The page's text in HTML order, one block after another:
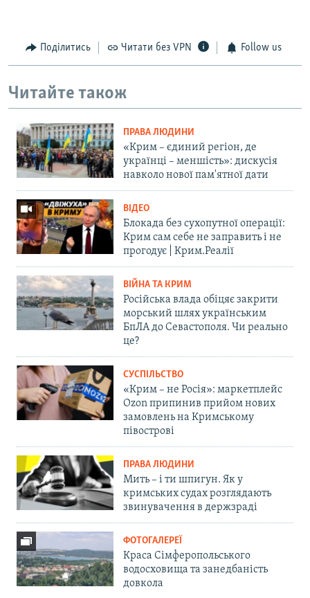
Поділитись Читати без VPN Follow us
Читайте також
ПРАВА ЛЮДИНИ
«Крим – єдиний регіон, де
українці – меншість»: дискусія
навколо нової пам'ятної дати
ВІДЕО
Блокада без сухопутної операції:
Крим сам себе не заправить і не
прогодує | Крим.Реалії
ВІЙНА ТА КРИМ
Російська влада обіцяє закрити
морський шлях українським
БпЛА до Севастополя. Чи реально
це?
СУСПІЛЬСТВО
«Крим – не Росія»: маркетплейс
Ozon припинив прийом нових
замовлень на Кримському
півострові
ПРАВА ЛЮДИНИ
Мить – і ти шпигун. Як у
кримських судах розглядають
звинувачення в держзраді
ФОТОГАЛЕРЕЇ
Краса Сімферопольського
водосховища та занедбаність
довкола